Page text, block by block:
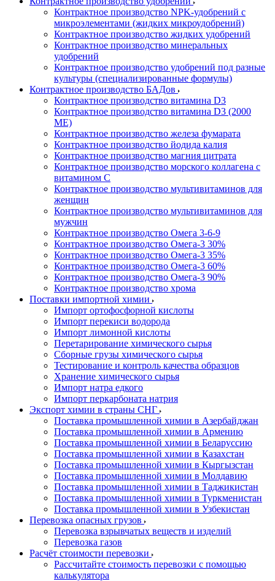
Контрактное производство NPK-удобрений с
микроэлементами (жидких микроудобрений)
Контрактное производство жидких удобрений
Контрактное производство минеральных
удобрений
Контрактное производство удобрений под разные
культуры (специализированные формулы)
Контрактное производство БАДов
Контрактное производство витамина D3
Контрактное производство витамина D3 (2000
МЕ)
Контрактное производство железа фумарата
Контрактное производство йодида калия
Контрактное производство магния цитрата
Контрактное производство морского коллагена с
витамином С
Контрактное производство мультивитаминов для
женщин
Контрактное производство мультивитаминов для
мужчин
Контрактное производство Омега 3-6-9
Контрактное производство Омега-3 30%
Контрактное производство Омега-3 35%
Контрактное производство Омега-3 60%
Контрактное производство Омега-3 90%
Контрактное производство хрома
Поставки импортной химии
Импорт ортофосфорной кислоты
Импорт перекиси водорода
Импорт лимонной кислоты
Перетарирование химического сырья
Сборные грузы химического сырья
Тестирование и контроль качества образцов
Хранение химического сырья
Импорт натра едкого
Импорт перкарбоната натрия
Экспорт химии в страны СНГ
Поставка промышленной химии в Азербайджан
Поставка промышленной химии в Армению
Поставка промышленной химии в Беларуссию
Поставка промышленной химии в Казахстан
Поставка промышленной химии в Кыргызстан
Поставка промышленной химии в Молдавию
Поставка промышленной химии в Таджикистан
Поставка промышленной химии в Туркменистан
Поставка промышленной химии в Узбекистан
Перевозка опасных грузов
Перевозка взрывчатых веществ и изделий
Перевозка газов
Расчёт стоимости перевозки
Рассчитайте стоимость перевозки с помощью
калькулятора